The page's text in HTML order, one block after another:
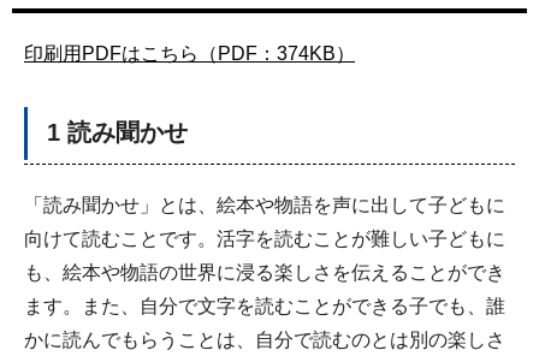
印刷用PDFはこちら（PDF：374KB）
1 読み聞かせ
「読み聞かせ」とは、絵本や物語を声に出して子どもに
向けて読むことです。活字を読むことが難しい子どもに
も、絵本や物語の世界に浸る楽しさを伝えることができ
ます。また、自分で文字を読むことができる子でも、誰
かに読んでもらうことは、自分で読むのとは別の楽しさ